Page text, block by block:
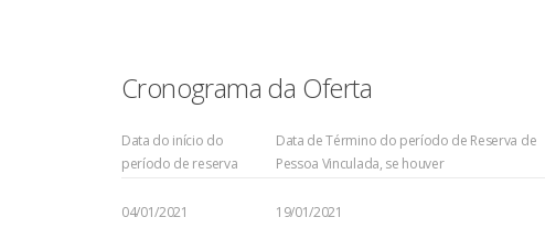
Cronograma da Oferta
Data do início do
período de reserva
Data de Término do período de Reserva de
Pessoa Vinculada, se houver
04/01/2021 19/01/2021